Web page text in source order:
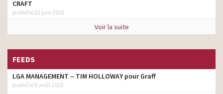
CRAFT
publié le 22 juin 2026
Voir la suite
FEEDS
LGA MANAGEMENT – TIM HOLLOWAY pour Graff
publié le 5 août 2026